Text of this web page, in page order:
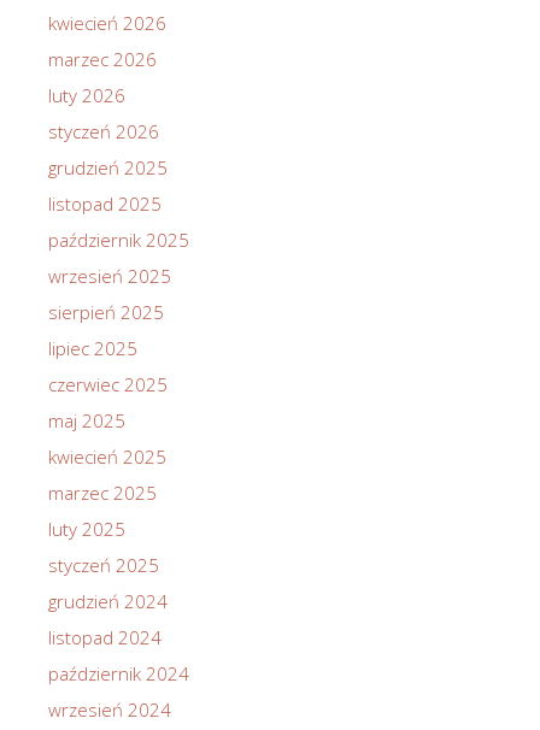
kwiecień 2026
marzec 2026
luty 2026
styczeń 2026
grudzień 2025
listopad 2025
październik 2025
wrzesień 2025
sierpień 2025
lipiec 2025
czerwiec 2025
maj 2025
kwiecień 2025
marzec 2025
luty 2025
styczeń 2025
grudzień 2024
listopad 2024
październik 2024
wrzesień 2024